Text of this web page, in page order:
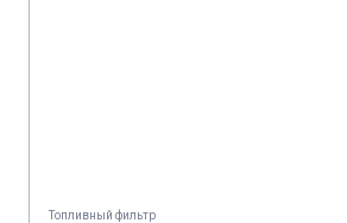
Топливный фильтр